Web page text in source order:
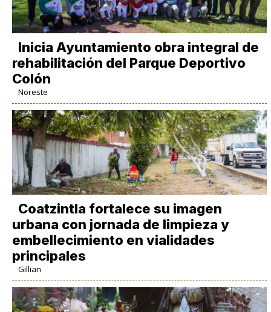
Inicia Ayuntamiento obra integral de
rehabilitación del Parque Deportivo
Colón
Noreste
Coatzintla fortalece su imagen
urbana con jornada de limpieza y
embellecimiento en vialidades
principales
Gillian